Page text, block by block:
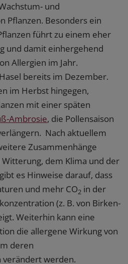
und
Pflanzen. Besonders ein
führt zu einem eher
und damit einhergehend
Allergien im Jahr.
bereits im Dezember.
im Herbst hingegen,
mit einer späten
Ambrosie, die Pollensaison
Nach aktuellem
Zusammenhänge
dem Klima und der
es Hinweise darauf, dass
und mehr CO2 in der
(z. B. von Birken-
Weiterhin kann eine
die allergene Wirkung von
deren
werden.